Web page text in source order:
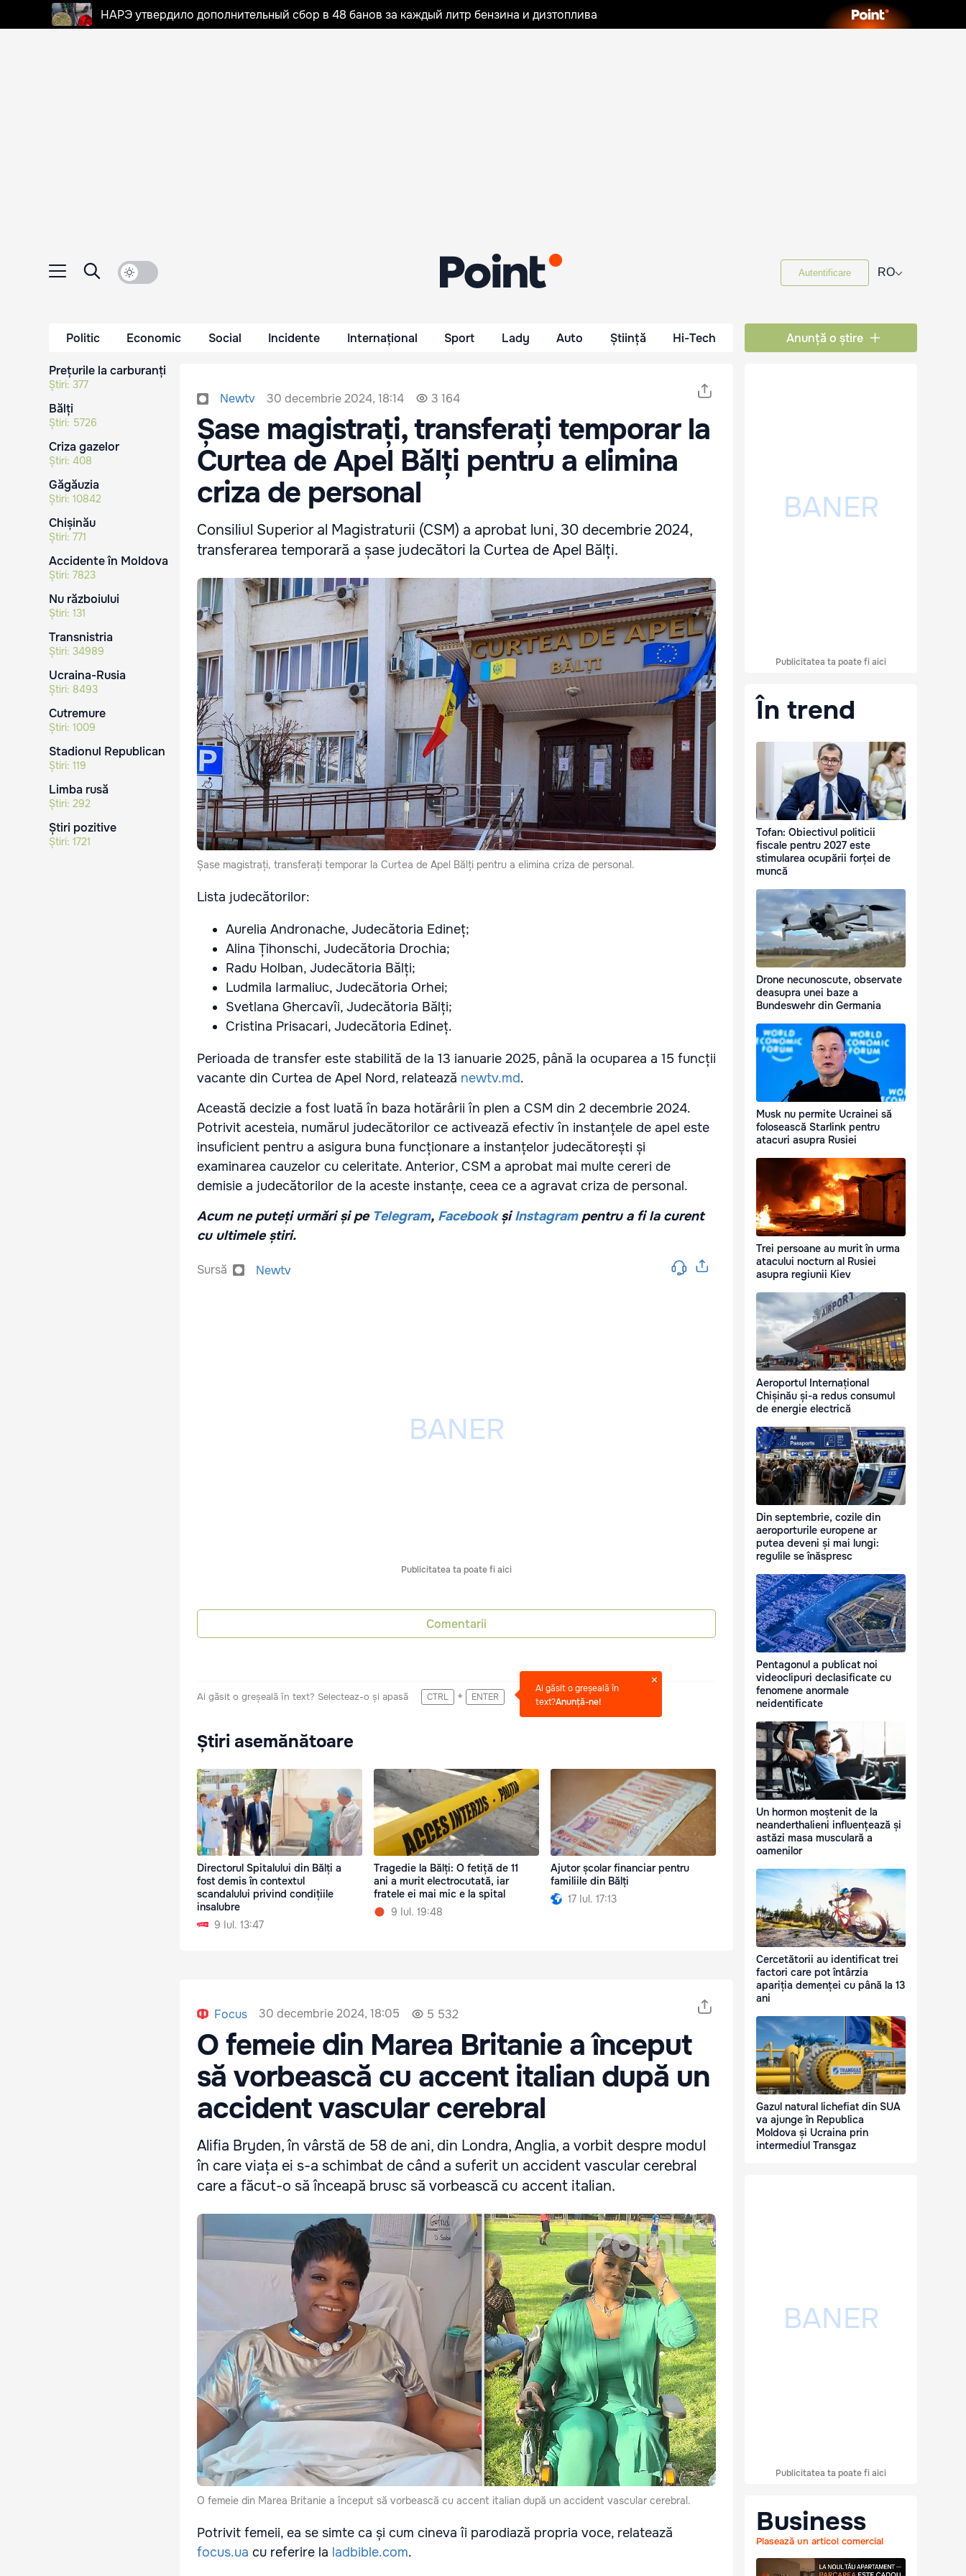
НАРЭ утвердило дополнительный сбор в 48 банов за каждый литр бензина и дизтоплива
Autentificare RO⌵
Politic Economic Social Incidente Internațional Sport Lady Auto Știință Hi-Tech Anunță o știre
Prețurile la carburanți
Știri: 377
Bălți
Știri: 5726
Criza gazelor
Știri: 408
Găgăuzia
Știri: 10842
Chișinău
Știri: 771
Accidente în Moldova
Știri: 7823
Nu războiului
Știri: 131
Transnistria
Știri: 34989
Ucraina-Rusia
Știri: 8493
Cutremure
Știri: 1009
Stadionul Republican
Știri: 119
Limba rusă
Știri: 292
Știri pozitive
Știri: 1721
Newtv 30 decembrie 2024, 18:14 3 164
Șase magistrați, transferați temporar la
Curtea de Apel Bălți pentru a elimina
criza de personal
Consiliul Superior al Magistraturii (CSM) a aprobat luni, 30 decembrie 2024,
transferarea temporară a șase judecători la Curtea de Apel Bălți.
Șase magistrați, transferați temporar la Curtea de Apel Bălți pentru a elimina criza de personal.
Lista judecătorilor:
Aurelia Andronache, Judecătoria Edineț;
Alina Țihonschi, Judecătoria Drochia;
Radu Holban, Judecătoria Bălți;
Ludmila Iarmaliuc, Judecătoria Orhei;
Svetlana Ghercavîi, Judecătoria Bălți;
Cristina Prisacari, Judecătoria Edineț.
Perioada de transfer este stabilită de la 13 ianuarie 2025, până la ocuparea a 15 funcții
vacante din Curtea de Apel Nord, relatează newtv.md.
Această decizie a fost luată în baza hotărârii în plen a CSM din 2 decembrie 2024.
Potrivit acesteia, numărul judecătorilor ce activează efectiv în instanțele de apel este
insuficient pentru a asigura buna funcționare a instanțelor judecătorești și
examinarea cauzelor cu celeritate. Anterior, CSM a aprobat mai multe cereri de
demisie a judecătorilor de la aceste instanțe, ceea ce a agravat criza de personal.
Acum ne puteți urmări și pe Telegram, FacebookșiInstagrampentru a fi la curent
cu ultimele știri.
Sursă Newtv
Publicitatea ta poate fi aici
Comentarii
Ai găsit o greșeală în text? Selecteaz-o și apasă CTRL + ENTER
Ai găsit o greșeală în
text?Anunță-ne!
Știri asemănătoare
Directorul Spitalului din Bălți a
fost demis în contextul
scandalului privind condițiile
insalubre
9 Iul. 13:47
Tragedie la Bălți: O fetiță de 11
ani a murit electrocutată, iar
fratele ei mai mic e la spital
9 Iul. 19:48
Ajutor școlar financiar pentru
familiile din Bălți
17 Iul. 17:13
Focus 30 decembrie 2024, 18:05 5 532
O femeie din Marea Britanie a început
să vorbească cu accent italian după un
accident vascular cerebral
Alifia Bryden, în vârstă de 58 de ani, din Londra, Anglia, a vorbit despre modul
în care viața ei s-a schimbat de când a suferit un accident vascular cerebral
care a făcut-o să înceapă brusc să vorbească cu accent italian.
O femeie din Marea Britanie a început să vorbească cu accent italian după un accident vascular cerebral.
Potrivit femeii, ea se simte ca și cum cineva îi parodiază propria voce, relatează
focus.ua cu referire la ladbible.com.
Publicitatea ta poate fi aici
În trend
Tofan: Obiectivul politicii
fiscale pentru 2027 este
stimularea ocupării forței de
muncă
Drone necunoscute, observate
deasupra unei baze a
Bundeswehr din Germania
Musk nu permite Ucrainei să
folosească Starlink pentru
atacuri asupra Rusiei
Trei persoane au murit în urma
atacului nocturn al Rusiei
asupra regiunii Kiev
Aeroportul Internațional
Chișinău și-a redus consumul
de energie electrică
Din septembrie, cozile din
aeroporturile europene ar
putea deveni și mai lungi:
regulile se înăspresc
Pentagonul a publicat noi
videoclipuri declasificate cu
fenomene anormale
neidentificate
Un hormon moștenit de la
neanderthalieni influențează și
astăzi masa musculară a
oamenilor
Cercetătorii au identificat trei
factori care pot întârzia
apariția demenței cu până la 13
ani
Gazul natural lichefiat din SUA
va ajunge în Republica
Moldova și Ucraina prin
intermediul Transgaz
Publicitatea ta poate fi aici
Business
Plasează un articol comercial